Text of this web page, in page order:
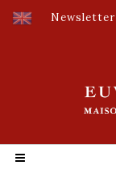
Newsletter